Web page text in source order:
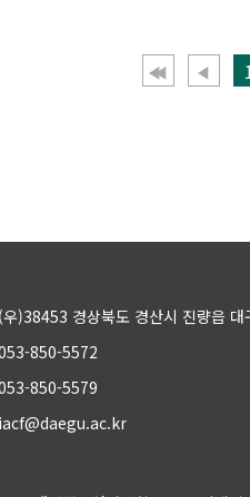
)38453 경상북도 경산시 진량읍
850-5572
850-5579